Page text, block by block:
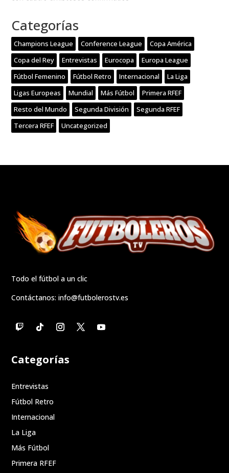
Categorías
Champions League Conference League
Copa América
Copa del Rey
Entrevistas Eurocopa
Europa League
Fútbol Femenino
Fútbol Retro Internacional
La Liga
Ligas Europeas
Mundial Más Fútbol
Primera RFEF
Resto del Mundo
Segunda División
Segunda RFEF
Tercera RFEF
Uncategorized
Todo el fútbol a un clic
Contáctanos:info@futbolerostv.es
Categorías
Entrevistas
Fútbol Retro
Internacional
La Liga
Más Fútbol
Primera RFEF